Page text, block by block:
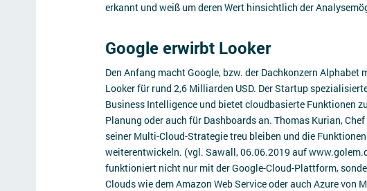
erkannt und weiß um deren Wert hinsichtlich der
Google erwirbt Looker
Den Anfang macht Google, bzw. der Dachkonzern
Looker für rund 2,6 Milliarden USD. Der Startup
Business Intelligence und bietet cloudbasierte Funktionen
Planung oder auch für Dashboards an. Thomas Kurian,
seiner Multi-Cloud-Strategie treu bleiben und die
weiterentwickeln. (vgl. Sawall, 06.06.2019 auf
funktioniert nicht nur mit der Google-Cloud-Plattform,
Clouds wie dem Amazon Web Service oder auch Azure von